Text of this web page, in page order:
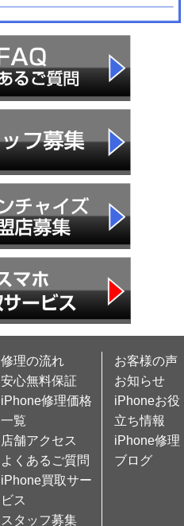
修理の流れ
安心無料保証
iPhone修理価格
一覧
店舗アクセス
よくあるご質問
iPhone買取サー
ビス
スタッフ募集
お客様の声
お知らせ
iPhoneお役
立ち情報
iPhone修理
ブログ